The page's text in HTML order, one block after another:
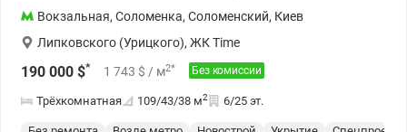
Вокзальная, Соломенка, Соломенский, Киев
Липковского (Урицкого), ЖК Time
190 000 $* 1 743 $ / м2* Без комиссии
Трёхкомнатная 109/43/38 м2 6/25 эт.